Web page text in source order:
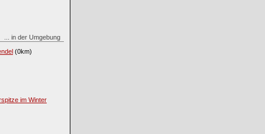
... in der Umgebung
(0km)
im Winter